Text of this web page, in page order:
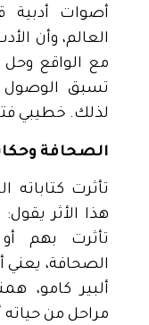
أصوات
العالم، وأن
مع الواقع وحل
تسبق الوصول
لذلك. خطيبي
الصحافة
تأثرت كتاباته
هذا الأثر
تأثرت بهم
الصحافة، يعني
ألبير كامو،
مراحل من